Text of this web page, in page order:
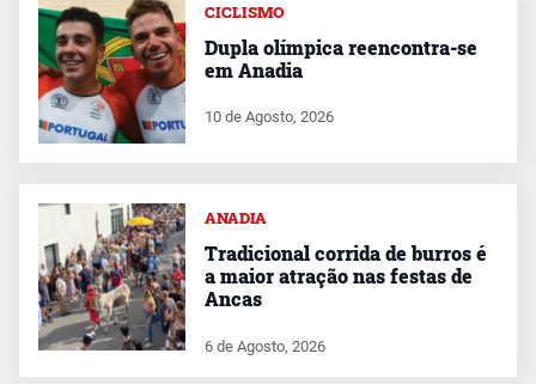
CICLISMO
Dupla olímpica reencontra-se
em Anadia
10 de Agosto, 2026
ANADIA
Tradicional corrida de burros é
a maior atração nas festas de
Ancas
6 de Agosto, 2026